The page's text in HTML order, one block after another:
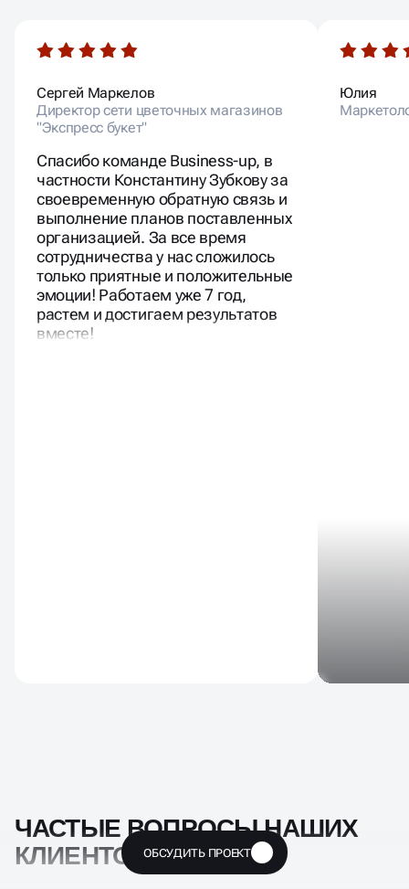
Сергей Маркелов
Директор сети цветочных магазинов
"Экспресс букет"
Спасибо команде Business-up, в
частности Константину Зубкову за
своевременную обратную связь и
выполнение планов поставленных
организацией. За все время
сотрудничества у нас сложилось
только приятные и положительные
эмоции! Работаем уже 7 год,
растем и достигаем результатов
вместе!
Юлия
ЧАСТЫЕ ВОПРОСЫ НАШИХ
КЛИЕНТОВОБСУДИТЬ ПРОЕКТ